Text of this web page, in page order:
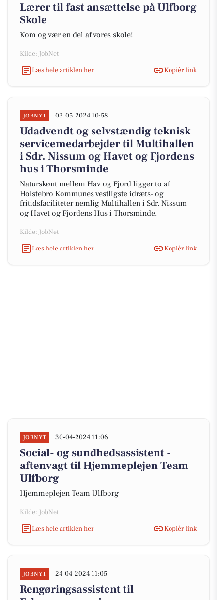
Lærer til fast ansættelse på Ulfborg
Skole
Kom og vær en del af vores skole!
Kilde: JobNet
Læs hele artiklen her
Kopiér link
JOBNYT 03-05-2024 10:58
Udadvendt og selvstændig teknisk
servicemedarbejder til Multihallen
i Sdr. Nissum og Havet og Fjordens
hus i Thorsminde
Naturskønt mellem Hav og Fjord ligger to af
Holstebro Kommunes vestligste idræts- og
fritidsfaciliteter nemlig Multihallen i Sdr. Nissum
og Havet og Fjordens Hus i Thorsminde.
Kilde: JobNet
Læs hele artiklen her
Kopiér link
JOBNYT 30-04-2024 11:06
Social- og sundhedsassistent -
aftenvagt til Hjemmeplejen Team
Ulfborg
Hjemmeplejen Team Ulfborg
Kilde: JobNet
Læs hele artiklen her
Kopiér link
JOBNYT 24-04-2024 11:05
Rengøringsassistent til